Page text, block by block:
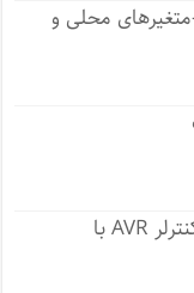
متغیرهای محلی و
دانلود کتاب 11 پروژه میکروکنترلر AVR با